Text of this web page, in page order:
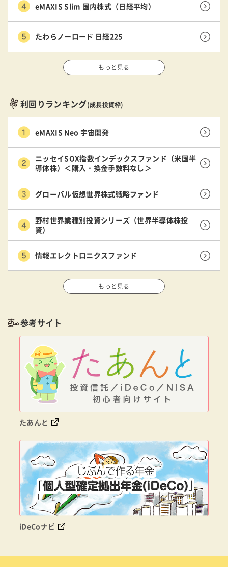
eMAXIS Slim 国内株式（日経平均）
たわらノーロード 日経225
もっと見る
利回りランキング(成長投資枠)
eMAXIS Neo 宇宙開発
ニッセイSOX指数インデックスファンド（米国半
導体株）＜購入・換金手数料なし＞
グローバル仮想世界株式戦略ファンド
野村世界業種別投資シリーズ（世界半導体株投
資）
情報エレクトロニクスファンド
もっと見る
参考サイト
たあんと
iDeCoナビ